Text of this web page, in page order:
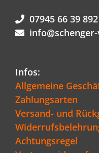
07945 66 39 892
Infos:
Allgemeine
Zahlungsarten
Versand- und
Achtungsregel